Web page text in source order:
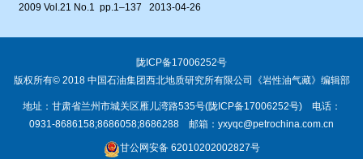
2009 Vol.21 No.1 pp.1–137 2013-04-26
陇ICP备17006252号
版权所有© 2018 中国石油集团西北地质研究所有限公司《岩性油气藏》编辑部
地址：甘肃省兰州市城关区雁儿湾路535号(陇ICP备17006252号) 电话：
0931-8686158;8686058;8686288 邮箱：yxyqc@petrochina.com.cn
甘公网安备 62010202002827号